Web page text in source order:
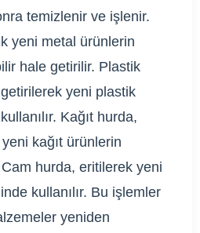
temizlenir ve işlenir.
yeni metal ürünlerin
hale getirilir. Plastik
yeni plastik
Kağıt hurda,
yeni kağıt ürünlerin
Cam hurda, eritilerek yeni
kullanılır. Bu işlemler
yeniden